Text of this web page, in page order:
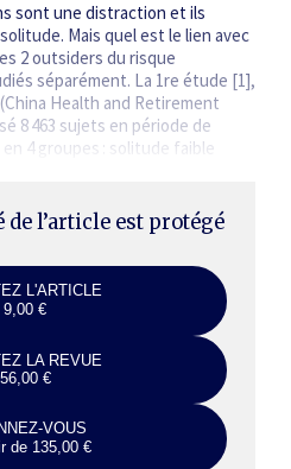
sont une distraction et ils
Mais quel est le lien avec
2 outsiders du risque
séparément. La 1re étude [1],
Health and Retirement
8 463 sujets en période de
4 groupes : solitude faible
de l’article est protégé
L'ARTICLE
9,00 €
LA REVUE
56,00 €
VOUS
de 135,00 €